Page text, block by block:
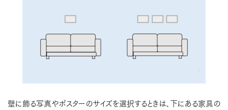
壁に飾る写真やポスターのサイズを選択するときは、下にある家具の